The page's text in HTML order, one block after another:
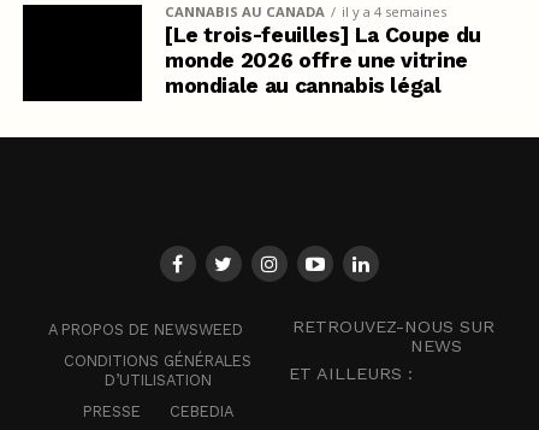
CANNABIS AU CANADA il y a 4 semaines
[Le trois-feuilles] La Coupe du
monde 2026 offre une vitrine
mondiale au cannabis légal
A PROPOS DE NEWSWEED
CONDITIONS GÉNÉRALES
D’UTILISATION
PRESSE
CEBEDIA
RETROUVEZ-NOUS SUR
NEWS
ET AILLEURS :